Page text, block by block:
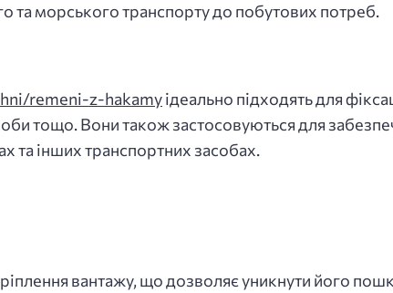
та морського транспорту до побутових потреб.
remeni-z-hakamyідеально підходять для
тощо. Вони також застосовуються для
та інших транспортних засобах.
вантажу, що дозволяє уникнути його